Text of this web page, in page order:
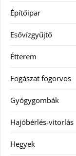
Építőipar
Esővízgyűjtő
Étterem
Fogászat fogorvos
Gyógygombák
Hajóbérlés-vitorlás
Hegyek